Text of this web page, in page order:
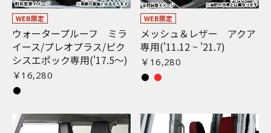
WEB限定
ウォータープルーフ ミラ
イース/プレオプラス/ピク
シスエポック専用('17.5〜)
￥16,280
WEB限定
メッシュ＆レザー アクア
専用('11.12 ~ '21.7)
￥16,280